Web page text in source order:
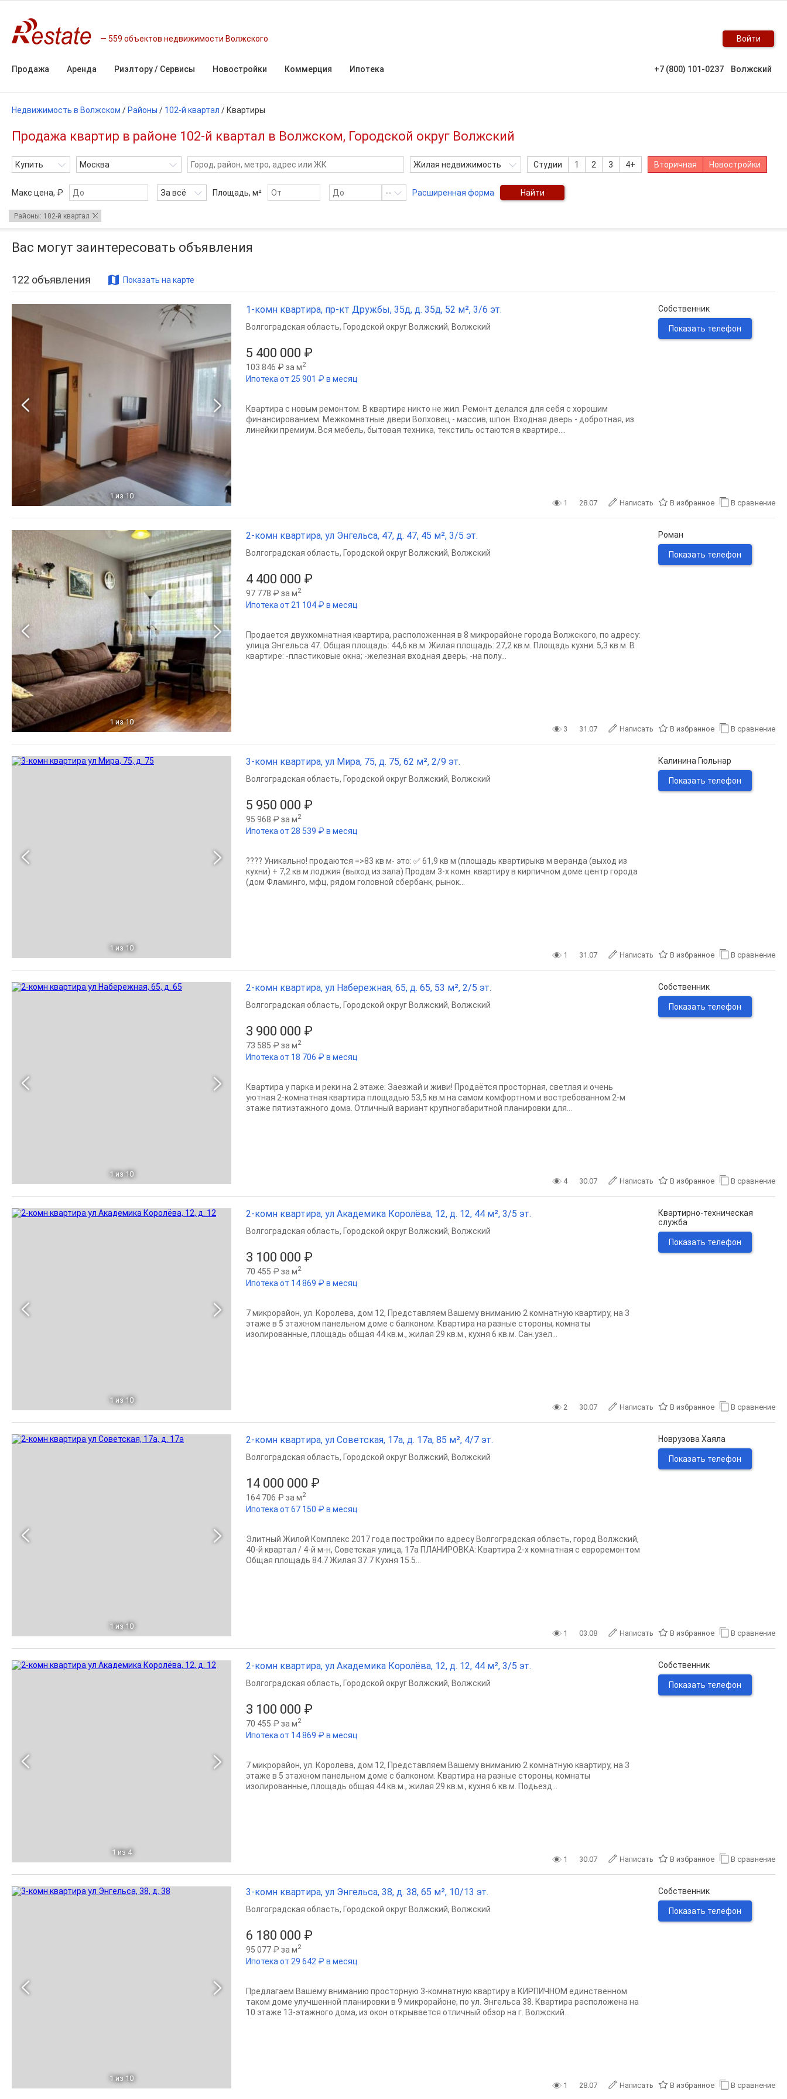
559 объектов недвижимости Волжского Войти
Продажа Аренда Риэлтору / Сервисы Новостройки Коммерция Ипотека +7 (800) 101-0237 Волжский
Недвижимость в Волжском / Районы / 102-й квартал / Квартиры
Продажа квартир в районе 102-й квартал в Волжском, Городской округ Волжский
Купить Москва Жилая недвижимость Студии 1 2 3 4+ Вторичная Новостройки
Макс цена, ₽ За всё Площадь, м² -- Расширенная форма Найти
Районы: 102-й квартал
Вас могут заинтересовать объявления
122 объявления Показать на карте
1 из 10
1-комн квартира, пр-кт Дружбы, 35д, д. 35д, 52 м², 3/6 эт.
5 400 000 ₽
103 846 ₽ за м2
Ипотека от 25 901 ₽ в месяц
Волгоградская область, Городской округ Волжский, Волжский
Квартира с новым ремонтом. В квартире никто не жил. Ремонт делался для себя с хорошим
финансированием. Межкомнатные двери Волховец - массив, шпон. Входная дверь - добротная, из
линейки премиум. Вся мебель, бытовая техника, текстиль остаются в квартире....
Собственник
Показать телефон
1 28.07 Написать В избранное В сравнение
1 из 10
2-комн квартира, ул Энгельса, 47, д. 47, 45 м², 3/5 эт.
4 400 000 ₽
97 778 ₽ за м2
Ипотека от 21 104 ₽ в месяц
Волгоградская область, Городской округ Волжский, Волжский
Продается двухкомнатная квартира, расположенная в 8 микрорайоне города Волжского, по адресу:
улица Энгельса 47. Общая площадь: 44,6 кв.м. Жилая площадь: 27,2 кв.м. Площадь кухни: 5,3 кв.м. В
квартире: -пластиковые окна; -железная входная дверь; -на полу...
Роман
Показать телефон
3 31.07 Написать В избранное В сравнение
1 из 10
3-комн квартира, ул Мира, 75, д. 75, 62 м², 2/9 эт.
5 950 000 ₽
95 968 ₽ за м2
Ипотека от 28 539 ₽ в месяц
Волгоградская область, Городской округ Волжский, Волжский
???? Уникально! продаются =>83 кв м- это: ✅ 61,9 кв м (площадь квартирыкв м веранда (выход из
кухни) + 7,2 кв м лоджия (выход из зала) Продам 3-х комн. квартиру в кирпичном доме центр города
(дом Фламинго, мфц, рядом головной сбербанк, рынок...
Калинина Гюльнар
Показать телефон
1 31.07 Написать В избранное В сравнение
1 из 10
2-комн квартира, ул Набережная, 65, д. 65, 53 м², 2/5 эт.
3 900 000 ₽
73 585 ₽ за м2
Ипотека от 18 706 ₽ в месяц
Волгоградская область, Городской округ Волжский, Волжский
Квартира у парка и реки на 2 этаже: Заезжай и живи! Продаётся просторная, светлая и очень
уютная 2-комнатная квартира площадью 53,5 кв.м на самом комфортном и востребованном 2-м
этаже пятиэтажного дома. Отличный вариант крупногабаритной планировки для...
Собственник
Показать телефон
4 30.07 Написать В избранное В сравнение
1 из 10
2-комн квартира, ул Академика Королёва, 12, д. 12, 44 м², 3/5 эт.
3 100 000 ₽
70 455 ₽ за м2
Ипотека от 14 869 ₽ в месяц
Волгоградская область, Городской округ Волжский, Волжский
7 микрорайон, ул. Королева, дом 12, Представляем Вашему вниманию 2 комнатную квартиру, на 3
этаже в 5 этажном панельном доме с балконом. Квартира на разные стороны, комнаты
изолированные, площадь общая 44 кв.м., жилая 29 кв.м., кухня 6 кв.м. Сан.узел...
Квартирно-техническая
служба
Показать телефон
2 30.07 Написать В избранное В сравнение
1 из 10
2-комн квартира, ул Советская, 17а, д. 17а, 85 м², 4/7 эт.
14 000 000 ₽
164 706 ₽ за м2
Ипотека от 67 150 ₽ в месяц
Волгоградская область, Городской округ Волжский, Волжский
Элитный Жилой Комплекс 2017 года постройки по адресу Волгоградская область, город Волжский,
40-й квартал / 4-й м-н, Советская улица, 17а ПЛАНИРОВКА: Квартира 2-х комнатная с евроремонтом
Общая площадь 84.7 Жилая 37.7 Кухня 15.5...
Новрузова Хаяла
Показать телефон
1 03.08 Написать В избранное В сравнение
1 из 4
2-комн квартира, ул Академика Королёва, 12, д. 12, 44 м², 3/5 эт.
3 100 000 ₽
70 455 ₽ за м2
Ипотека от 14 869 ₽ в месяц
Волгоградская область, Городской округ Волжский, Волжский
7 микрорайон, ул. Королева, дом 12, Представляем Вашему вниманию 2 комнатную квартиру, на 3
этаже в 5 этажном панельном доме с балконом. Квартира на разные стороны, комнаты
изолированные, площадь общая 44 кв.м., жилая 29 кв.м., кухня 6 кв.м. Подьезд...
Собственник
Показать телефон
1 30.07 Написать В избранное В сравнение
1 из 10
3-комн квартира, ул Энгельса, 38, д. 38, 65 м², 10/13 эт.
6 180 000 ₽
95 077 ₽ за м2
Ипотека от 29 642 ₽ в месяц
Волгоградская область, Городской округ Волжский, Волжский
Предлагаем Вашему вниманию просторную 3-комнатную квартиру в КИРПИЧНОМ единственном
таком доме улучшенной планировки в 9 микрорайоне, по ул. Энгельса 38. Квартира расположена на
10 этаже 13-этажного дома, из окон открывается отличный обзор на г. Волжский...
Собственник
Показать телефон
1 28.07 Написать В избранное В сравнение